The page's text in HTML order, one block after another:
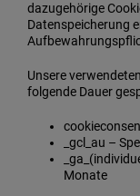
dazugehörige
Datenspeicherung
Unsere
folgende Dauer
_gcl_au –
Monate